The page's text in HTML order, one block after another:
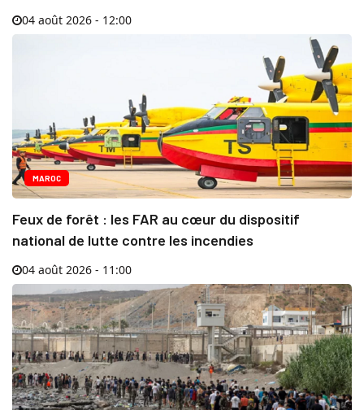
04 août 2026 - 12:00
MAROC
Feux de forêt : les FAR au cœur du dispositif
national de lutte contre les incendies
04 août 2026 - 11:00